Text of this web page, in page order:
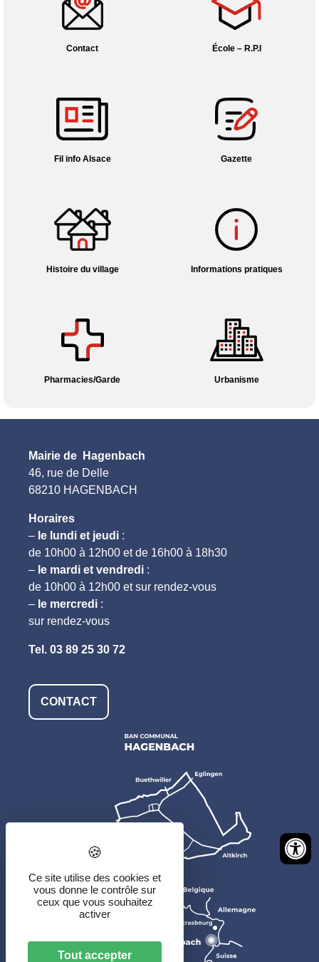
Contact École – R.P.I
Fil info Alsace Gazette
Histoire du village Informations pratiques
Pharmacies/Garde Urbanisme
Mairie de Hagenbach
46, rue de Delle
68210 HAGENBACH
Horaires
– le lundi et jeudi :
de 10h00 à 12h00 et de 16h00 à 18h30
– le mardi et vendredi :
de 10h00 à 12h00 et sur rendez-vous
– le mercredi :
sur rendez-vous
Tel. 03 89 25 30 72
CONTACT
Ce site utilise des cookies et
vous donne le contrôle sur
ceux que vous souhaitez
activer
Tout accepter